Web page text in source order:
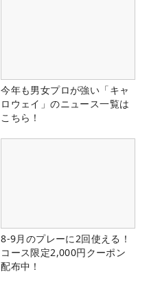
今年も男女プロが強い「キャ
ロウェイ」のニュース一覧は
こちら！
8-9月のプレーに2回使える！
コース限定2,000円クーポン
配布中！